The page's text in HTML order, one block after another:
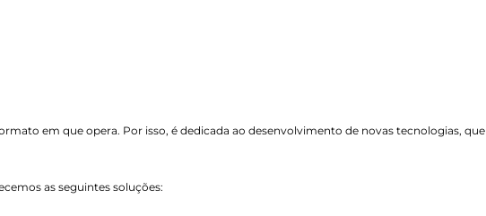
em que opera. Por isso, é dedicada ao desenvolvimento de novas tecnologias, que
as seguintes soluções: